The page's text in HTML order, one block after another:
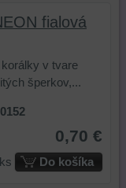
fialová
v tvare
šperkov,...
0,70 €
ks Do košíka